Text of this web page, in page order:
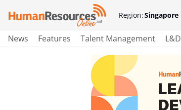
Region:Singapore
News Features Talent Management L&D